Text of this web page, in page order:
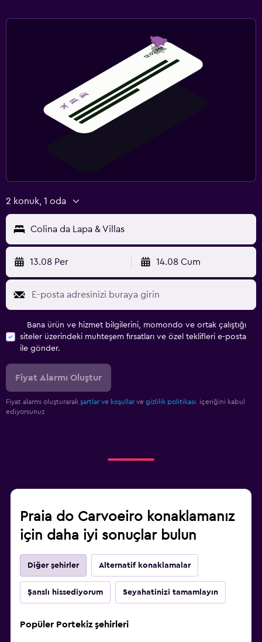
2 konuk, 1 oda
Colina da Lapa & Villas
13.08 Per 14.08 Cum
Bana ürün ve hizmet bilgilerini, momondo ve ortak çalıştığı
siteler üzerindeki muhteşem fırsatları ve özel teklifleri e-posta
ile gönder.
Fiyat Alarmı Oluştur
Fiyat alarmı oluşturarak şartlar ve koşullar ve gizlilik politikası.
içeriğini kabul
ediyorsunuz
Praia do Carvoeiro konaklamanız
için daha iyi sonuçlar bulun
Diğer şehirler Alternatif konaklamalar
Şanslı hissediyorum Seyahatinizi tamamlayın
Popüler Portekiz şehirleri